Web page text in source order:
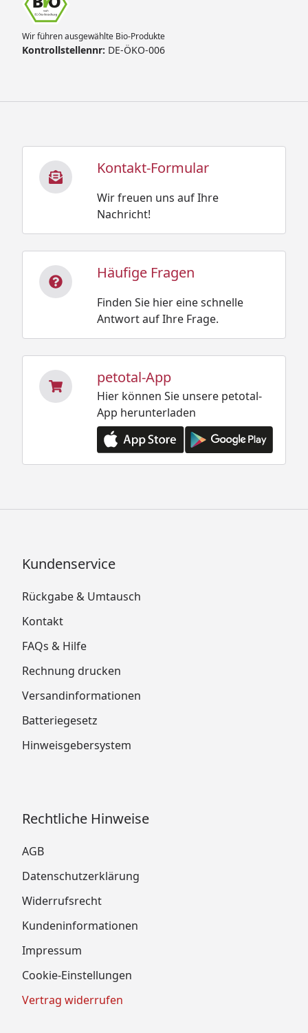
Wir führen ausgewählte Bio-Produkte
Kontrollstellennr: DE-ÖKO-006
Kontakt-Formular
Wir freuen uns auf Ihre
Nachricht!
Häufige Fragen
Finden Sie hier eine schnelle
Antwort auf Ihre Frage.
petotal-App
Hier können Sie unsere petotal-
App herunterladen
Kundenservice
Rückgabe & Umtausch
Kontakt
FAQs & Hilfe
Rechnung drucken
Versandinformationen
Batteriegesetz
Hinweisgebersystem
Rechtliche Hinweise
AGB
Datenschutzerklärung
Widerrufsrecht
Kundeninformationen
Impressum
Cookie-Einstellungen
Vertrag widerrufen